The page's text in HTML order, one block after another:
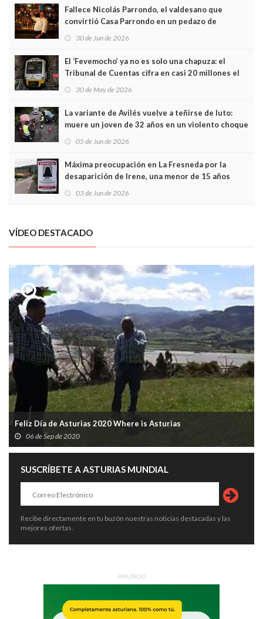
Fallece Nicolás Parrondo, el valdesano que
convirtió Casa Parrondo en un pedazo de
Asturias en Madrid
30 de Jun de 2026
El ‘Fevemocho’ ya no es solo una chapuza: el
Tribunal de Cuentas cifra en casi 20 millones el
sobrecoste de los trenes que no cabían por los
30 de May de 2026
La variante de Avilés vuelve a teñirse de luto:
muere un joven de 32 años en un violento choque
frontal
05 de Jun de 2026
Máxima preocupación en La Fresneda por la
desaparición de Irene, una menor de 15 años
03 de Jun de 2026
VÍDEO DESTACADO
Feliz Día de Asturias 2020 Where is Asturias
06 de Sep de 2020
SUSCRÍBETE A ASTURIAS MUNDIAL
Recibe directamente en tu buzón nuestras noticias destacadas y las
mejores ofertas.
ANUNCIO